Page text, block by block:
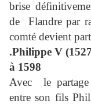
brise
de Flandre par
comté devient
.Philippe V
à 1598
Avec le
entre son fils